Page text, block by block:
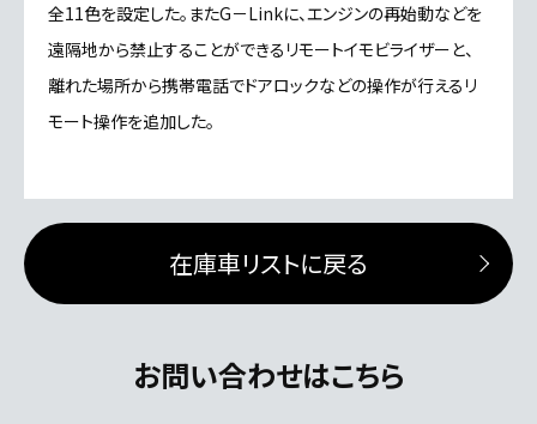
全11色を設定した。またG－Linkに、エンジンの再始動などを
遠隔地から禁止することができるリモートイモビライザーと、
離れた場所から携帯電話でドアロックなどの操作が行えるリ
モート操作を追加した。
在庫車リストに戻る
お問い合わせはこちら